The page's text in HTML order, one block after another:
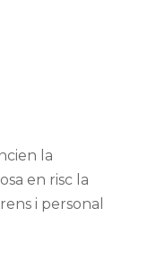
la
en risc la
i personal